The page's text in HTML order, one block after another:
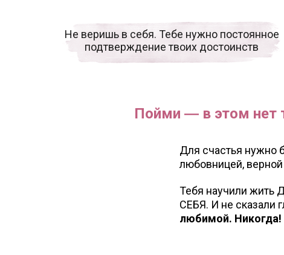
Не веришь в себя. Тебе нужно постоянное
подтверждение твоих достоинств
Пойми ― в этом нет
Для счастья нужно
любовницей,
Тебя научили
СЕБЯ. И не сказали
любимой. Никогда!